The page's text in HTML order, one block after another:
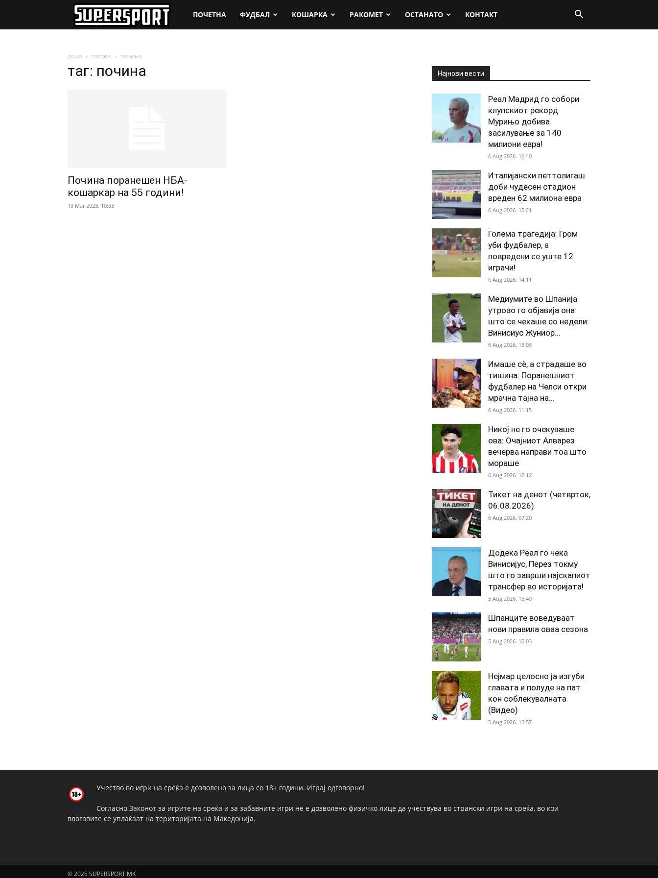
SuperSport.mk
ПОЧЕТНА ФУДБАЛ КОШАРКА РАКОМЕТ ОСТАНАТО КОНТАКТ
дома тагови почина
таг: почина
Почина поранешен НБА-
кошаркар на 55 години!
13 Mar 2023. 10:33
Најнови вести
Реал Мадрид го собори
клупскиот рекорд:
Мурињо добива
засилување за 140
милиони евра!
6 Aug 2026. 16:40
Италијански петтолигаш
доби чудесен стадион
вреден 62 милиона евра
6 Aug 2026. 15:21
Голема трагедија: Гром
уби фудбалер, а
повредени се уште 12
играчи!
6 Aug 2026. 14:11
Медиумите во Шпанија
утрово го објавија она
што се чекаше со недели:
Винисиус Жуниор...
6 Aug 2026. 13:03
Имаше сè, а страдаше во
тишина: Поранешниот
фудбалер на Челси откри
мрачна тајна на...
6 Aug 2026. 11:15
Никој не го очекуваше
ова: Очајниот Алварез
вечерва направи тоа што
мораше
6 Aug 2026. 10:12
Тикет на денот (четврток,
06.08.2026)
6 Aug 2026. 07:20
Додека Реал го чека
Винисијус, Перез токму
што го заврши најскапиот
трансфер во историјата!
5 Aug 2026. 15:49
Шпанците воведуваат
нови правила оваа сезона
5 Aug 2026. 15:03
Нејмар целосно ја изгуби
главата и полуде на пат
кон соблекувалната
(Видео)
5 Aug 2026. 13:57
Учество во игри на среќа е дозволено за лица со 18+ години. Играј одговорно!
Согласно Законот за игрите на среќа и за забавните игри не е дозволено физичко лице да учествува во странски игри на среќа, во кои
влоговите се уплаќаат на територијата на Македонија.
© 2025 SUPERSPORT.MK